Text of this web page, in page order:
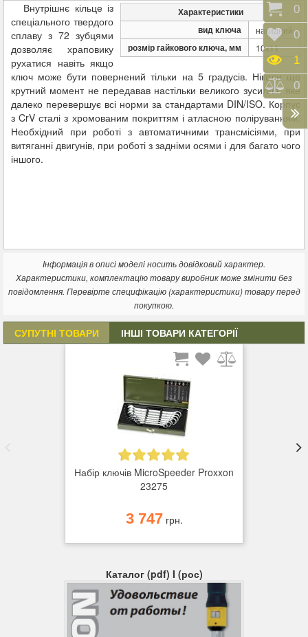
Характеристики
вид ключа
накидний
розмір гайкового ключа, мм 10х11
Внутрішнє кільце із
спеціального твердого
сплаву з 72 зубцями
дозволяє храповику
рухатися навіть якщо
ключ може бути повернений тільки на 5 градусів. Ніколи ще
крутний момент не передавав настільки великого зусилля, яке
далеко перевершує всі норми за стандартами DIN/ISO. Корпус
з CrV сталі з хромованим покриттям і атласною поліруванням.
Необхідний при роботі з автоматичними трансмісіями, при
витяганні двигунів, при роботі з задніми осями і для багато чого
іншого.
Інформація в описі моделі носить довідковий характер.
Характеристики, комплектацію товару виробник може змінити без
повідомлення. Перевірте специфікацію (характеристики) товару перед
покупкою.
СУПУТНІ ТОВАРИ ІНШІ ТОВАРИ КАТЕГОРІЇ
Набір ключів MicroSpeeder Proxxon
23275
3 747грн.
Каталог (pdf) I (рос)
0
0
1
0